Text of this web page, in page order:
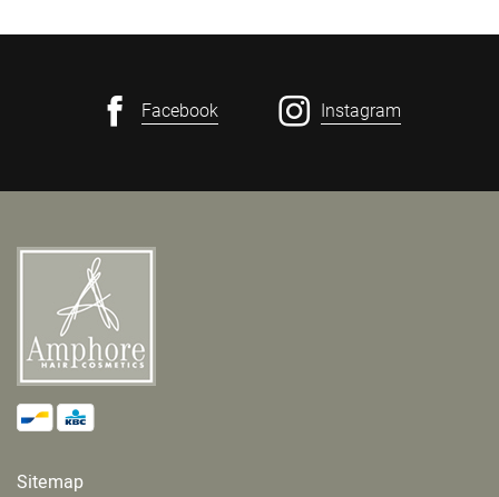
Facebook Instagram
Sitemap